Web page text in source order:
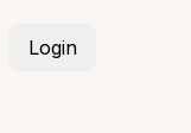
Login